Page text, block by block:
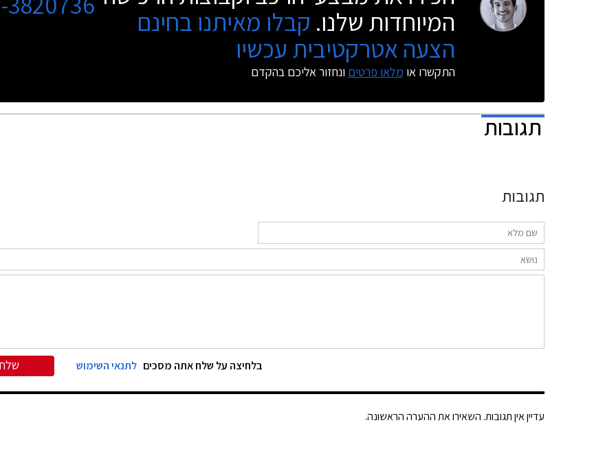
המיוחדות שלנו. קבלו מאיתנו בחינם
הצעה אטרקטיבית עכשיו
התקשרו או מלאו פרטים ונחזור אליכם בהקדם
תגובות
תגובות
בלחיצה על שלח אתה מסכים לתנאי השימוש
עדיין אין תגובות. השאירו את ההערה הראשונה.